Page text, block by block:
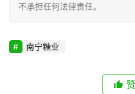
链
不承担任何法律责任。
南宁糖业
赞